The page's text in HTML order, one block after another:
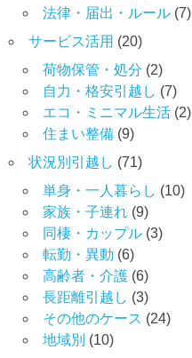
法律・届出・ルール (7)
サービス活用 (20)
荷物保管・処分 (2)
自力・格安引越し (7)
エコ・ミニマル生活 (2)
住まい整備 (9)
状況別引越し (71)
単身・一人暮らし (10)
家族・子連れ (9)
同棲・カップル (3)
転勤・異動 (6)
高齢者・介護 (6)
長距離引越し (3)
その他のケース (24)
地域別 (10)